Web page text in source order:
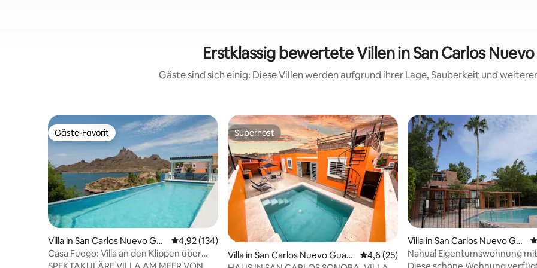
Erstklassig bewertete Villen in San Carlos
Gäste sind sich einig: Diese Villen werden aufgrund ihrer Lage, Sauberkeit und
Gäste-Favorit
Gäste-Favorit
Villa in San Carlos Nuevo Gua
ymas
Durchschnittliche Bewertung: 4,92 von 5, 134 Bewertungen
4,92 (134)
Casa Fuego: Villa an den Klippen über
dem Privatstrand
Superhost
Superhost
Villa in San Carlos Nuevo Guay
Durchschnittliche Bewertung: 4,6 von 5,
4,6 (25)
Villa in San Carlos Nuevo Gu
aymas
Nahual Eigentumswohnung
und Pools